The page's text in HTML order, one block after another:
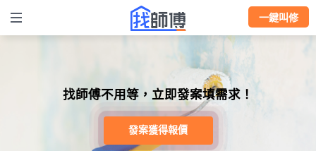
一鍵叫修
找師傅不用等，立即發案填需求！
發案獲得報價